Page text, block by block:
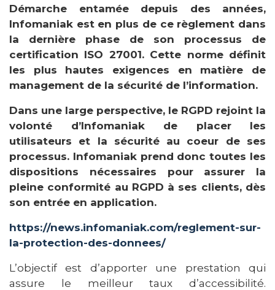
Démarche entamée depuis des années,
Infomaniak est en plus de ce règlement dans
la dernière phase de son processus de
certification ISO 27001. Cette norme définit
les plus hautes exigences en matière de
management de la sécurité de l’information.
Dans une large perspective, le RGPD rejoint la
volonté d’Infomaniak de placer les
utilisateurs et la sécurité au coeur de ses
processus. Infomaniak prend donc toutes les
dispositions nécessaires pour assurer la
pleine conformité au RGPD à ses clients, dès
son entrée en application.
https://news.infomaniak.com/reglement-sur-
la-protection-des-donnees/
L’objectif est d’apporter une prestation qui
assure le meilleur taux d’accessibilité.